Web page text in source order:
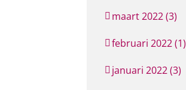
maart 2022 (3)
februari 2022 (1)
januari 2022 (3)